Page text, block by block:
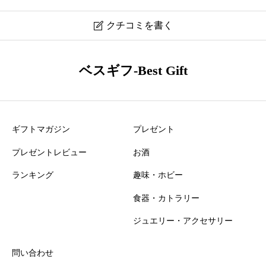
 クチコミを書く
ミ・レビュー
星の数をお選びください
ベスギフ-Best Gift
ギフトマガジン
プレゼントレビュー
ランキング
プレゼント
お酒
趣味・ホビー
食器・カトラリー
ジュエリー・アクセサリー
問い合わせ